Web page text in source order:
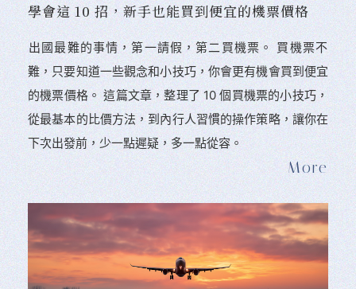
學會這 10 招，新手也能買到便宜的機票價格
󠀠出國最難的事情，第一請假，第二買機票。 󠀠買機票不
難，只要知道一些觀念和小技巧，你會更有機會買到便宜
的機票價格。 這篇文章，整理了 10 個買機票的小技巧，
從最基本的比價方法，到內行人習慣的操作策略，讓你在
下次出發前，少一點遲疑，多一點從容。